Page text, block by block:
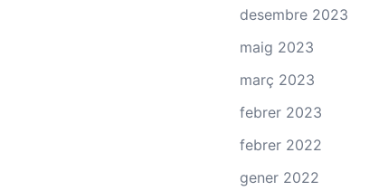
desembre 2023
maig 2023
març 2023
febrer 2023
febrer 2022
gener 2022